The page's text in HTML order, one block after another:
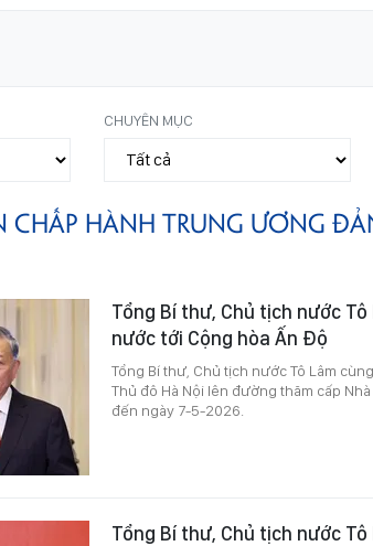
CHUYÊN MỤC
CHẤP HÀNH TRUNG ƯƠNG
Tổng Bí thư, Chủ tịch nước
nước tới Cộng hòa Ấn Độ
Tổng Bí thư, Chủ tịch nước Tô Lâm
Thủ đô Hà Nội lên đường thăm cấp
đến ngày 7-5-2026.
Tổng Bí thư, Chủ tịch nước